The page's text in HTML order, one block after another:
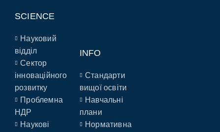
SCIENCE
Науковий
відділ
Сектор
інноваційного
розвитку
Проблемна
НДР
Наукові
INFO
Стандарти
вищої освіти
Навчальні
плани
Нормативна